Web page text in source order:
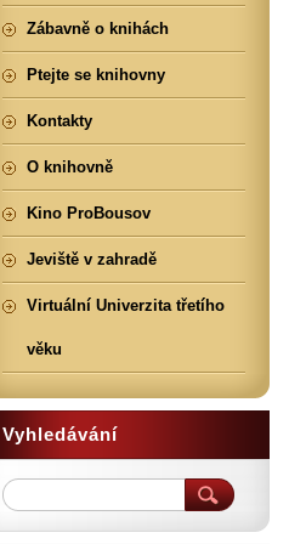
Zábavně o knihách
Ptejte se knihovny
Kontakty
O knihovně
Kino ProBousov
Jeviště v zahradě
Virtuální Univerzita třetího
věku
Vyhledávání